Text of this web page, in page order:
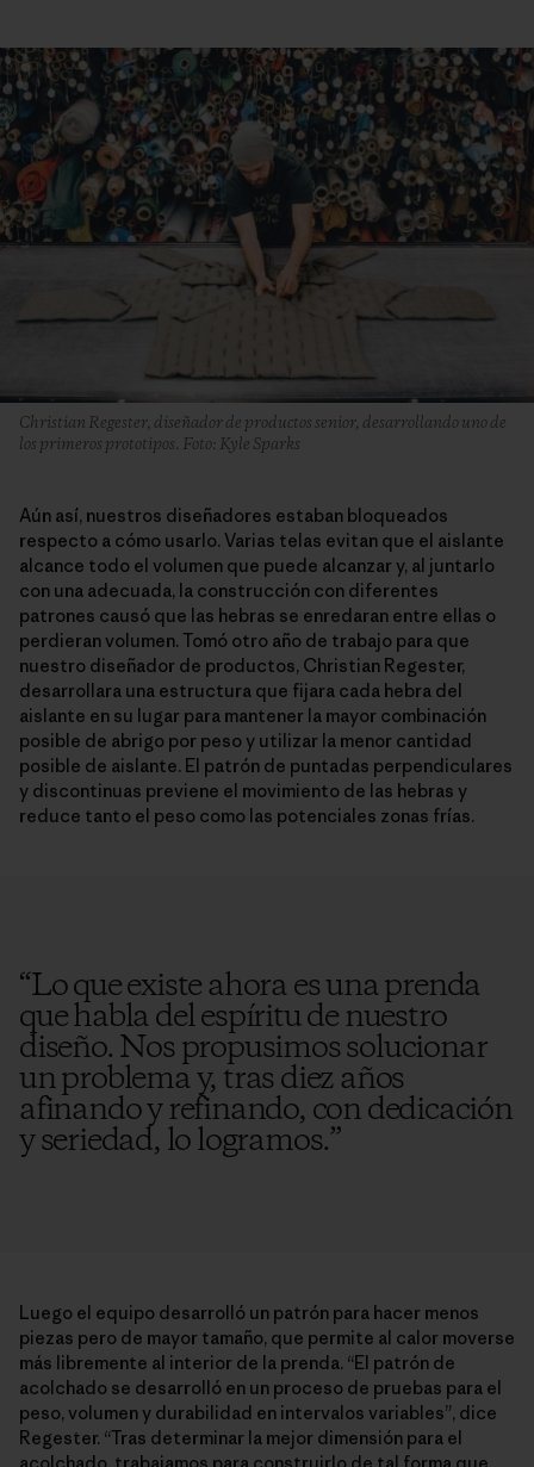
Christian Regester, diseñador de productos senior, desarrollando uno de
los primeros prototipos. Foto: Kyle Sparks
Aún así, nuestros diseñadores estaban bloqueados
respecto a cómo usarlo. Varias telas evitan que el aislante
alcance todo el volumen que puede alcanzar y, al juntarlo
con una adecuada, la construcción con diferentes
patrones causó que las hebras se enredaran entre ellas o
perdieran volumen. Tomó otro año de trabajo para que
nuestro diseñador de productos, Christian Regester,
desarrollara una estructura que fijara cada hebra del
aislante en su lugar para mantener la mayor combinación
posible de abrigo por peso y utilizar la menor cantidad
posible de aislante. El patrón de puntadas perpendiculares
y discontinuas previene el movimiento de las hebras y
reduce tanto el peso como las potenciales zonas frías.
“Lo que existe ahora es una prenda
que habla del espíritu de nuestro
diseño. Nos propusimos solucionar
un problema y, tras diez años
afinando y refinando, con dedicación
y seriedad, lo logramos.”
Luego el equipo desarrolló un patrón para hacer menos
piezas pero de mayor tamaño, que permite al calor moverse
más libremente al interior de la prenda. “El patrón de
acolchado se desarrolló en un proceso de pruebas para el
peso, volumen y durabilidad en intervalos variables”, dice
Regester. “Tras determinar la mejor dimensión para el